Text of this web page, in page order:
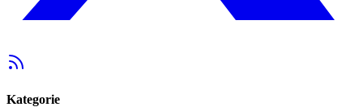
Kategorie